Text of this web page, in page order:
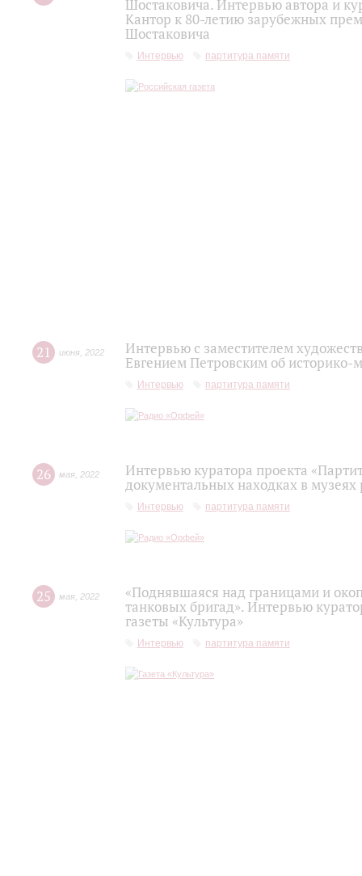
Шостаковича. Интервью автора и
Кантор к 80-летию зарубежных
Шостаковича
Интервью партитура памяти
21 июня 2022
Интервью с заместителем
Евгением Петровским об
Интервью партитура памяти
26 мая 2022
Интервью куратора проекта
документальных находках в музеях
Интервью партитура памяти
25 мая 2022
«Поднявшаяся над границами и
танковых бригад». Интервью
газеты «Культура»
Интервью партитура памяти